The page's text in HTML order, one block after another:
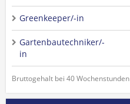
Greenkeeper/-in
Gartenbautechniker/-
in
Bruttogehalt bei 40 Wochenstunden